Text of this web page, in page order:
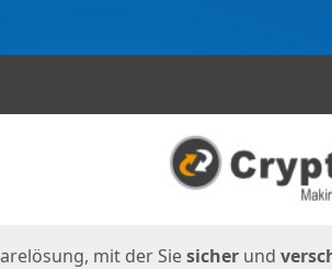
mit der Siesicher und